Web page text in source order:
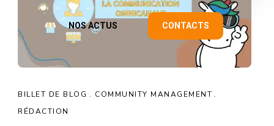
NOS ACTUS CONTACTS
BILLET DE BLOG
COMMUNITY MANAGEMENT
RÉDACTION